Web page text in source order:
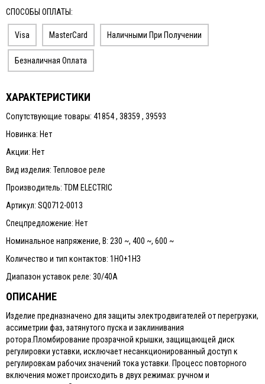
СПОСОБЫ ОПЛАТЫ:
Visa MasterCard Наличными При Получении
Безналичная Оплата
ХАРАКТЕРИСТИКИ
Сопутствующие товары: 41854 , 38359 , 39593
Новинка: Нет
Акции: Нет
Вид изделия: Тепловое реле
Производитель: TDM ELECTRIC
Артикул: SQ0712-0013
Спецпредложение: Нет
Номинальное напряжение, В: 230 ~, 400 ~, 600 ~
Количество и тип контактов: 1НО+1НЗ
Диапазон уставок реле: 30/40А
ОПИСАНИЕ
Изделие предназначено для защиты электродвигателей от перегрузки,
ассиметрии фаз, затянутого пуска и заклинивания
ротора.Пломбирование прозрачной крышки, защищающей диск
регулировки уставки, исключает несанкционированный доступ к
регулировкам рабочих значений тока уставки. Процесс повторного
включения может происходить в двух режимах: ручном и